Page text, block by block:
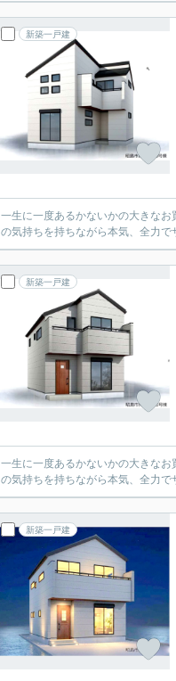
新築一戸建
一生に一度あるかないかの大きなお
の気持ちを持ちながら本気、全力で
新築一戸建
一生に一度あるかないかの大きなお
の気持ちを持ちながら本気、全力で
新築一戸建